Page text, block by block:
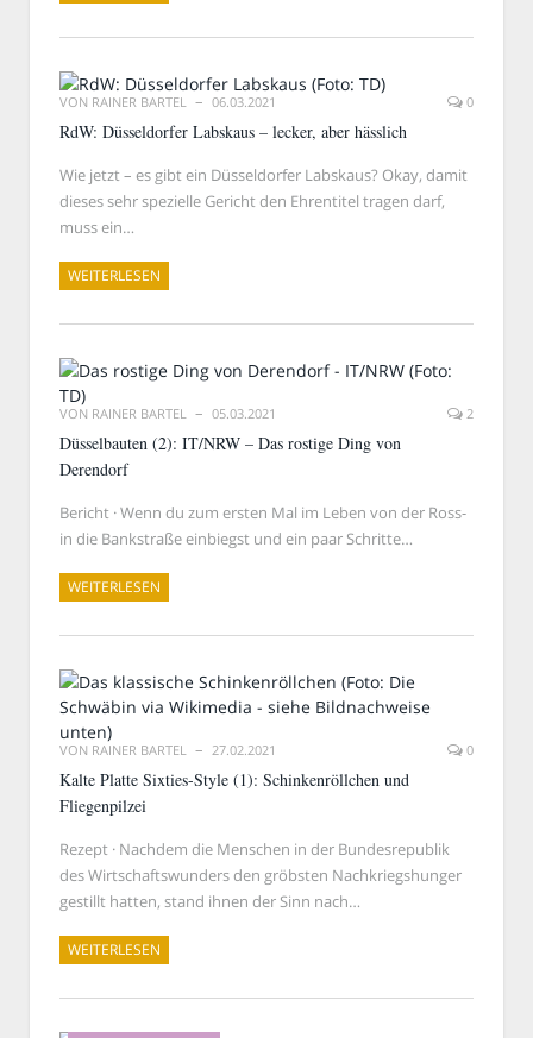
VON RAINER BARTEL 06.03.2021 0
RdW: Düsseldorfer Labskaus – lecker, aber hässlich
Wie jetzt – es gibt ein Düsseldorfer Labskaus? Okay, damit
dieses sehr spezielle Gericht den Ehrentitel tragen darf,
muss ein…
WEITERLESEN
VON RAINER BARTEL 05.03.2021 2
Düsselbauten (2): IT/NRW – Das rostige Ding von
Derendorf
Bericht · Wenn du zum ersten Mal im Leben von der Ross-
in die Bankstraße einbiegst und ein paar Schritte…
WEITERLESEN
VON RAINER BARTEL 27.02.2021 0
Kalte Platte Sixties-Style (1): Schinkenröllchen und
Fliegenpilzei
Rezept · Nachdem die Menschen in der Bundesrepublik
des Wirtschaftswunders den gröbsten Nachkriegshunger
gestillt hatten, stand ihnen der Sinn nach…
WEITERLESEN